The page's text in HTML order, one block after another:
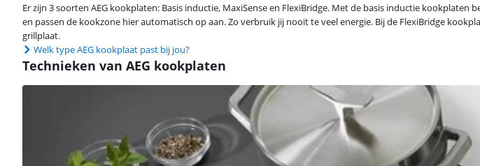
Er zijn 3 soorten AEG kookplaten: Basis inductie, MaxiSense en FlexiBridge. Met de basis inductie
en passen de kookzone hier automatisch op aan. Zo verbruik jij nooit te veel energie. Bij de FlexiBridge
grillplaat.
Welk type AEG kookplaat past bij jou?
Technieken van AEG kookplaten